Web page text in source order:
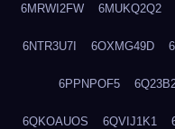
6MRWI2FW 6MUKQ2Q2
6NTR3U7I 6OXMG49D
6PPNPOF5
6QKOAUOS 6QVIJ1K1